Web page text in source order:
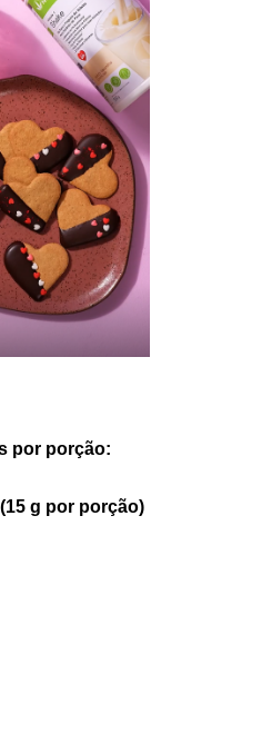
por porção:
g por porção)